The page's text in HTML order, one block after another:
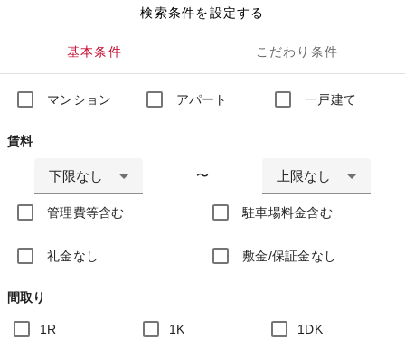
検索条件を設定する
基本条件 こだわり条件
マンション アパート 一戸建て
賃料
下限なし 〜 上限なし
管理費等含む 駐車場料金含む
礼金なし 敷金/保証金なし
間取り
1R 1K 1DK